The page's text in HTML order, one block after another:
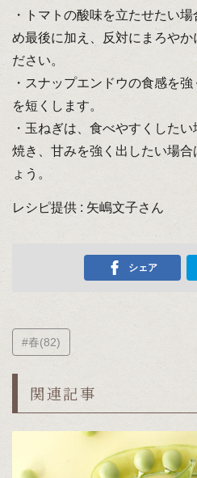
・トマトの酸味を立たせたい
め最後に加え、反対にまろやか
ださい。
・スナップエンドウの食感を
を短くします。
・玉ねぎは、食べやすくした
焼き、甘みを強く出したい場
ょう。
レシピ提供 : 矢嶋文子さん
シェア
#春(82)
関連記事